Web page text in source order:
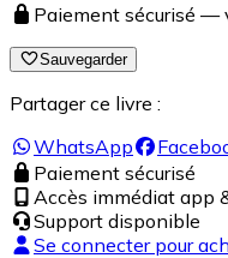
Paiement sécurisé —
Sauvegarder
Partager ce livre :
WhatsApp
Paiement sécurisé
Accès immédiat app
Support disponible
Se connecter pour